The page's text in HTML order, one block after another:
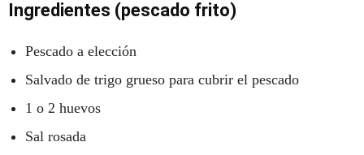
Ingredientes (pescado frito)
Pescado a elección
Salvado de trigo grueso para cubrir el pescado
1 o 2 huevos
Sal rosada